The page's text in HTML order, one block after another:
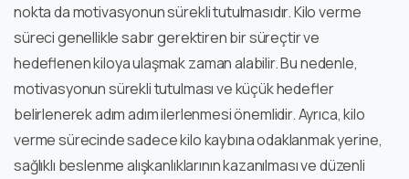
nokta da motivasyonun sürekli tutulmasıdır. Kilo verme
süreci genellikle sabır gerektiren bir süreçtir ve
hedeflenen kiloya ulaşmak zaman alabilir. Bu nedenle,
motivasyonun sürekli tutulması ve küçük hedefler
belirlenerek adım adım ilerlenmesi önemlidir. Ayrıca, kilo
verme sürecinde sadece kilo kaybına odaklanmak yerine,
sağlıklı beslenme alışkanlıklarının kazanılması ve düzenli